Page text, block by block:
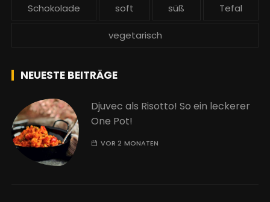
Schokolade soft süß Tefal
vegetarisch
NEUESTE BEITRÄGE
Djuvec als Risotto! So ein leckerer
One Pot!
VOR 2 MONATEN